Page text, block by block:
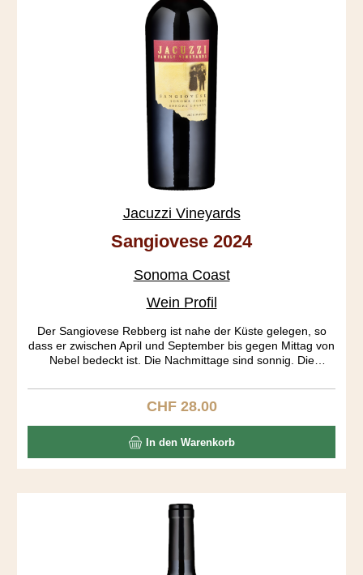
Jacuzzi Vineyards
Sangiovese 2024
Sonoma Coast
Wein Profil
Der Sangiovese Rebberg ist nahe der Küste gelegen, so
dass er zwischen April und September bis gegen Mittag von
Nebel bedeckt ist. Die Nachmittage sind sonnig. Die
was eine Ernte bis Ende Oktober ermöglicht. Das Resultat
sind optimal ausgereifte Trauben. Die Fermentierung dauert
Wein ist wunderbar aromatisch, zeigt sich frischbeerig,
rosig, brombeerig und pilzig. Der Körper ist mittelschwer,
der Abgang lang und elegant.
Regulärer Preis:
CHF 28.00
In den Warenkorb